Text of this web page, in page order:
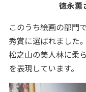
徳永薫
このうち絵画の部門
秀賞に選ばれました
松之山の美人林に柔
を表現しています。